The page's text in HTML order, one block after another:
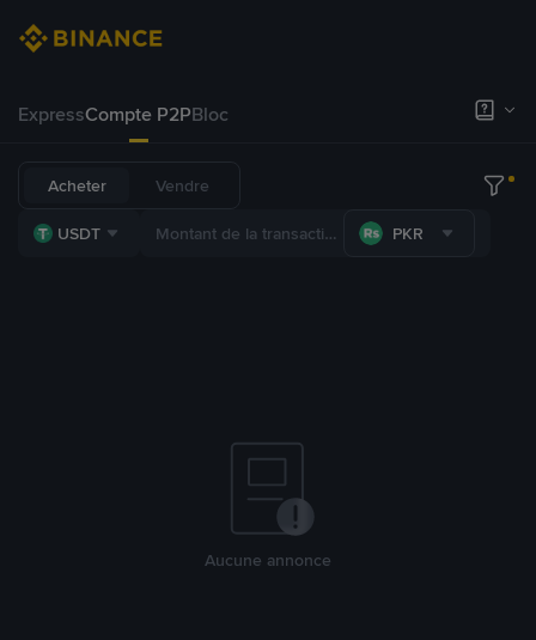
ExpressCompte P2PBloc
Acheter Vendre
USDT PKR
Aucune annonce